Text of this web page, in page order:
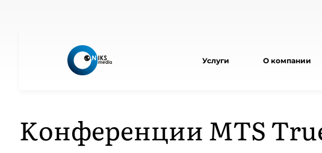
Услуги О компании
Kонференции MTS